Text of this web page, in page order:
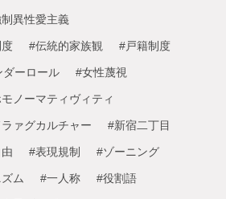
異性愛主義
#伝統的家族観 #戸籍制度
ダーロール #女性蔑視
ノーマティヴィティ
ァグカルチャー #新宿二丁目
#表現規制 #ゾーニング
ム #一人称 #役割語